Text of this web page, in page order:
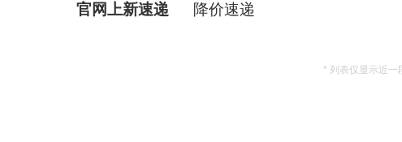
官网上新速递 降价速递
* 列表仅显示近一